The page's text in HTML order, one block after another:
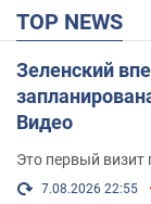
TOP NEWS
Зеленский
Видео
Это первый визит
7.08.2026 22:55